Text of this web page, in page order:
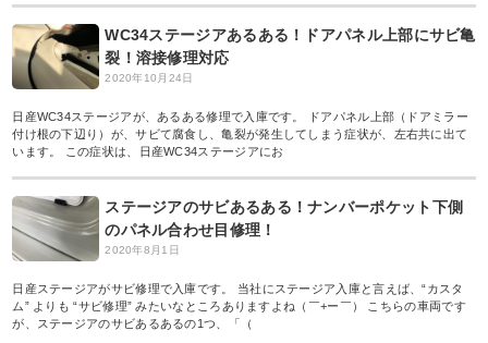
WC34ステージアあるある！ドアパネル上部にサビ亀
裂！溶接修理対応
2020年10月24日
日産WC34ステージアが、あるある修理で入庫です。 ドアパネル上部（ドアミラー
付け根の下辺り）が、サビて腐食し、亀裂が発生してしまう症状が、左右共に出て
います。 この症状は、日産WC34ステージアにお
ステージアのサビあるある！ナンバーポケット下側
のパネル合わせ目修理！
2020年8月1日
日産ステージアがサビ修理で入庫です。 当社にステージア入庫と言えば、“カスタ
ム” よりも “サビ修理” みたいなところありますよね（￣+ー￣） こちらの車両です
が、ステージアのサビあるあるの1つ、「（